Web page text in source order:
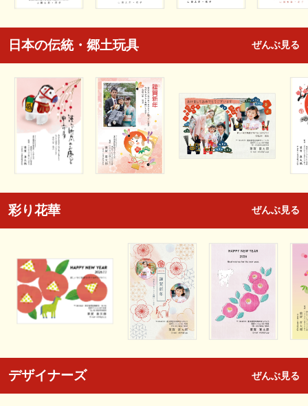
日本の伝統・郷土玩具 ぜんぶ見る
彩り花華 ぜんぶ見る
デザイナーズ ぜんぶ見る